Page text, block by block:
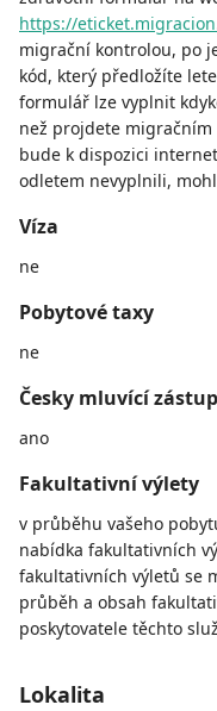
https://
migrační kontrolou, po
kód, který předložíte
formulář lze vyplnit
než projdete
bude k dispozici
odletem nevyplnili,
Víza
ne
Pobytové taxy
ne
Česky mluvící
ano
Fakultativní výlety
v průběhu vašeho
nabídka fakultativních
fakultativních výletů se
průběh a obsah
poskytovatele těchto
Lokalita